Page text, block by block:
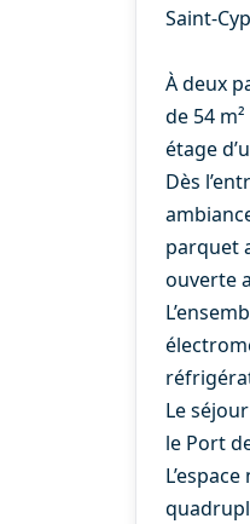
Saint-
À deux
de 54
étage
Dès
parquet
ouverte
Le
le Port